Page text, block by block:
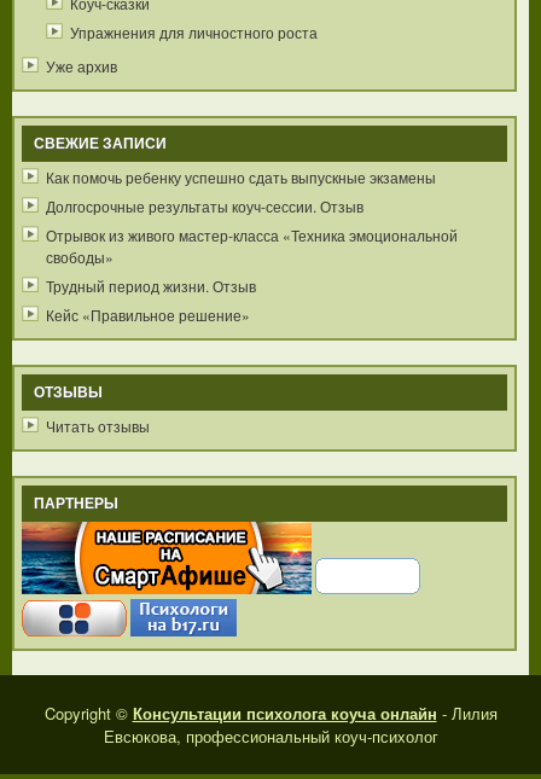
Упражнения для личностного роста
Уже архив
СВЕЖИЕ ЗАПИСИ
Как помочь ребенку успешно сдать выпускные экзамены
Долгосрочные результаты коуч-сессии. Отзыв
Отрывок из живого мастер-класса «Техника эмоциональной
свободы»
Трудный период жизни. Отзыв
Кейс «Правильное решение»
ОТЗЫВЫ
Читать отзывы
ПАРТНЕРЫ
Copyright © Консультации психолога коуча онлайн - Лилия
Евсюкова, профессиональный коуч-психолог